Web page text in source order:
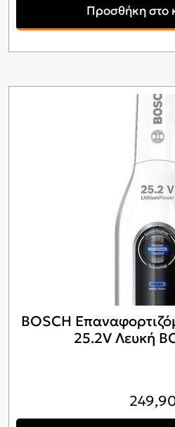
Προσθήκη στο
BOSCH
25.2V Λευκή